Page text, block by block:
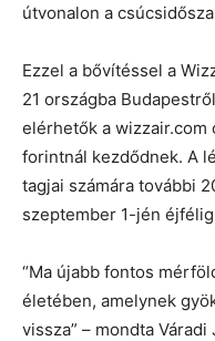
útvonalon a
Ezzel a bővítéssel a
21 országba
elérhetők a wizzair.com
forintnál kezdődnek. A
tagjai számára további
szeptember 1-jén
“Ma újabb fontos
életében, amelynek
vissza” – mondta